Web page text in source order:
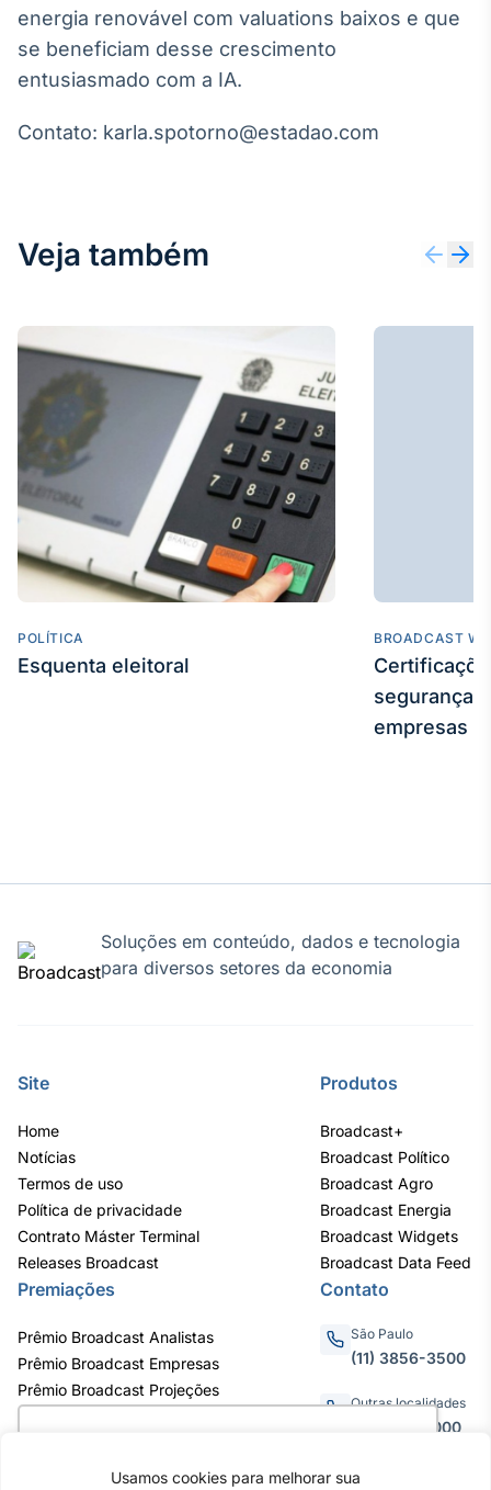
Usamos cookies para melhorar sua
no Brasil
IA
Gestão de
Investimentos
Em breve
Tokenização
de ativos
Em breve
energia renovável com valuations baixos e que
se beneficiam desse crescimento
entusiasmado com a IA.
Contato: karla.spotorno@estadao.com
Veja também
POLÍTICA
Esquenta eleitoral
BROADCAST
segurança
empresas
Soluções em conteúdo, dados e tecnologia
para diversos setores da economia
Site
Home
Notícias
Termos de uso
Política de privacidade
Contrato Máster Terminal
Releases Broadcast
Produtos
Broadcast+
Broadcast Político
Broadcast Agro
Broadcast Energia
Broadcast Widgets
Broadcast Data Feed
Premiações
Prêmio Broadcast Analistas
Prêmio Broadcast Empresas
Prêmio Broadcast Projeções
Contato
São Paulo
(11) 3856-3500
Outras localidades
0800.011.3000